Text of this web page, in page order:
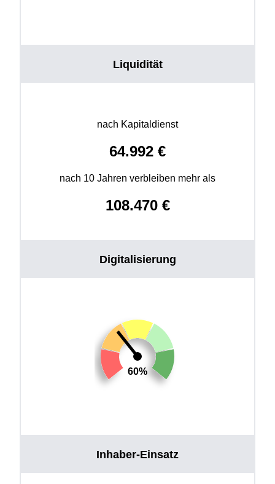
Liquidität
nach Kapitaldienst
64.992 €
nach 10 Jahren verbleiben mehr als
108.470€
Digitalisierung
60%
Inhaber-Einsatz